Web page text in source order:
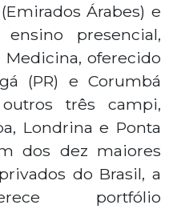
Árabes) e
presencial,
oferecido
(PR) e Corumbá
três campi,
Londrina e Ponta
dos dez maiores
do Brasil, a
portfólio